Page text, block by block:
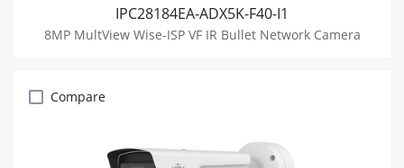
IPC28184EA-ADX5K-F40-I1
8MP MultView Wise-ISP VF IR Bullet Network Camera
Compare